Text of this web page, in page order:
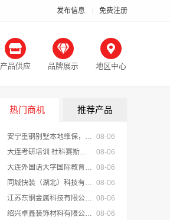
发布信息 免费注册
产品供应 品牌展示 地区中心
热门商机 推荐产品
安宁重钢别墅本地维保，云南晟构建筑建材有限公司 08-06
大连考研培训 社科赛斯考研个性化定制课程
08-06
大连外国语大学国际教育学院欢迎咨询招生办 08-06
同城快装（湖北）科技有限公司：急装家装报价省心 08-06
江苏东钢金属科技有限公司定制工厂加盟 08-06
绍兴卓鑫装饰材料有限公司越城区个性化家装质量有保障 08-06